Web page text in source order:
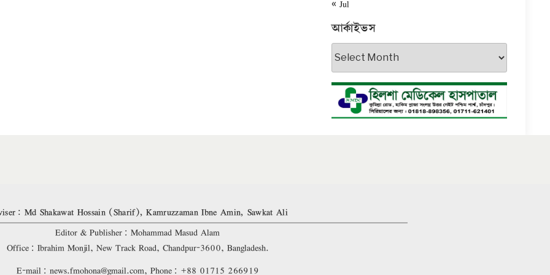
« Jul
আর্কাইভস
আর্কাইভস
Md Shakawat Hossain (Sharif), Kamruzzaman Ibne Amin, Sawkat Ali
Editor & Publisher: Mohammad Masud Alam
Office: Ibrahim Monjil, New Track Road, Chandpur-3600, Bangladesh.
E-mail: news.fmohona@gmail.com, Phone: +88 01715 266919